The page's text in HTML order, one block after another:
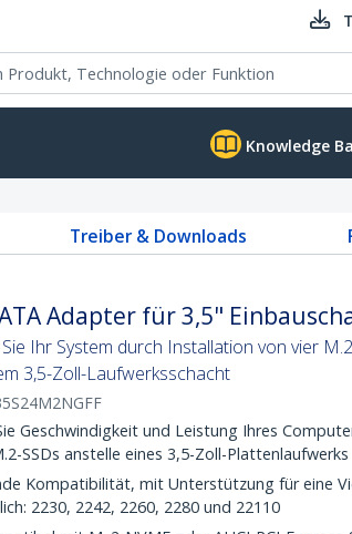
Knowledge
Treiber & Downloads
Adapter für 3,5"
Ihr System durch Installation von vier
3,5-Zoll-Laufwerksschacht
Geschwindigkeit und Leistung Ihres
SSDs anstelle eines 3,5-Zoll-Plattenlaufwerks
Kompatibilität, mit Unterstützung für eine
2230, 2242, 2260, 2280 und 22110